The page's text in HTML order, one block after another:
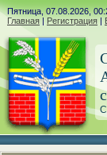
Пятница, 07.08.2026,
Главная | Регистрация |